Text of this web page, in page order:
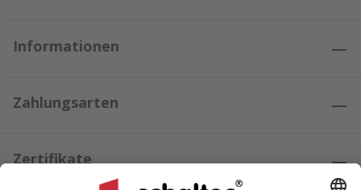
Informationen
Zahlungsarten
Zertifikate